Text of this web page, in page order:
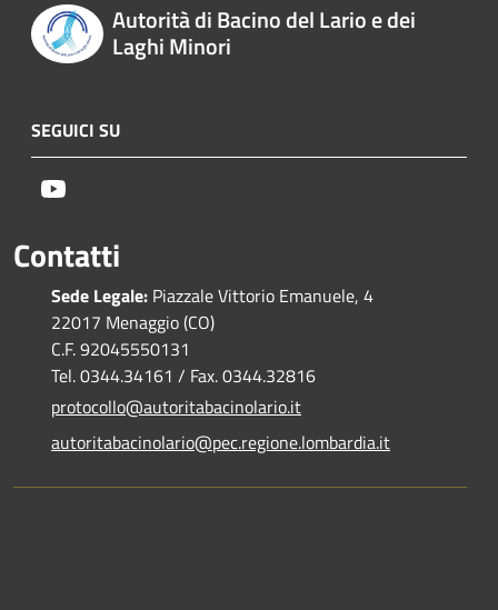
Autorità di Bacino del Lario e dei
Laghi Minori
SEGUICI SU
Contatti
Sede Legale: Piazzale Vittorio Emanuele, 4
22017 Menaggio (CO)
C.F. 92045550131
Tel. 0344.34161 / Fax. 0344.32816
protocollo@autoritabacinolario.it
autoritabacinolario@pec.regione.lombardia.it